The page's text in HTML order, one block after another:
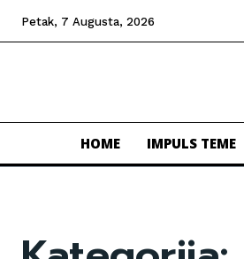
Petak, 7 Augusta, 2026
HOME IMPULS TEME